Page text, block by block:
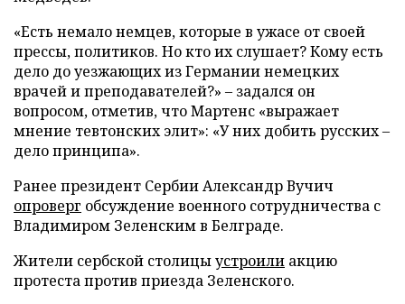
«Есть немало немцев, которые в ужасе от своей
прессы, политиков. Но кто их слушает? Кому есть
дело до уезжающих из Германии немецких
врачей и преподавателей?» – задался он
вопросом, отметив, что Мартенс «выражает
мнение тевтонских элит»: «У них добить русских –
дело принципа».
Ранее президент Сербии Александр Вучич
опроверг обсуждение военного сотрудничества с
Владимиром Зеленским в Белграде.
Жители сербской столицыустроили акцию
протеста против приезда Зеленского.